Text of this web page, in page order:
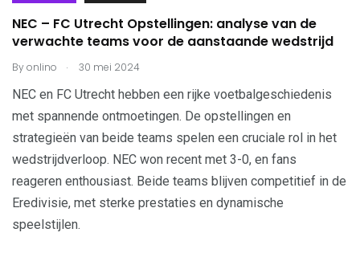
NEC – FC Utrecht Opstellingen: analyse van de
verwachte teams voor de aanstaande wedstrijd
Byonlino . 30 mei 2024
NEC en FC Utrecht hebben een rijke voetbalgeschiedenis
met spannende ontmoetingen. De opstellingen en
strategieën van beide teams spelen een cruciale rol in het
wedstrijdverloop. NEC won recent met 3-0, en fans
reageren enthousiast. Beide teams blijven competitief in de
Eredivisie, met sterke prestaties en dynamische
speelstijlen.